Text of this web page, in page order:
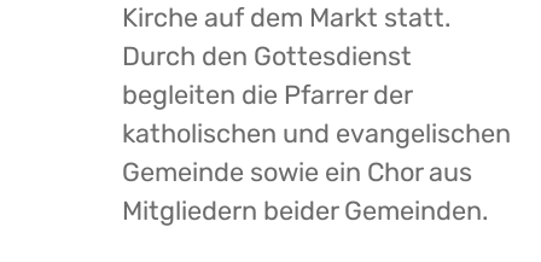
Kirche auf dem Markt statt.
Durch den Gottesdienst
begleiten die Pfarrer der
katholischen und evangelischen
Gemeinde sowie ein Chor aus
Mitgliedern beider Gemeinden.